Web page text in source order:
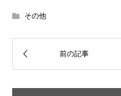
その他